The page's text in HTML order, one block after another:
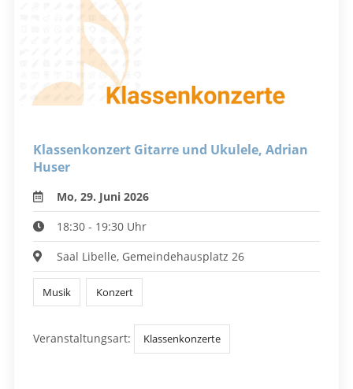
Klassenkonzert Gitarre und Ukulele, Adrian
Huser
Mo, 29. Juni 2026
18:30 - 19:30 Uhr
Saal Libelle, Gemeindehausplatz 26
Musik Konzert
Veranstaltungsart: Klassenkonzerte